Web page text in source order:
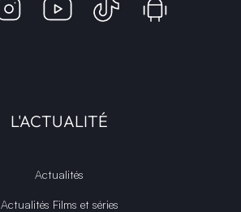
L'ACTUALITÉ
Actualités
Actualités Films et séries